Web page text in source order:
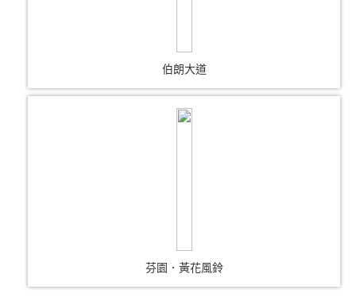
伯朗大道
芬園．黃花風鈴